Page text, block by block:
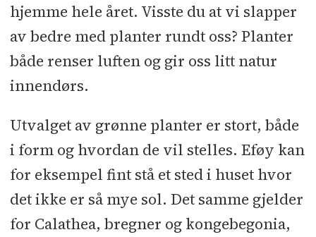
hjemme hele året. Visste du at vi slapper
av bedre med planter rundt oss? Planter
både renser luften og gir oss litt natur
innendørs.
Utvalget av grønne planter er stort, både
i form og hvordan de vil stelles. Eføy kan
for eksempel fint stå et sted i huset hvor
det ikke er så mye sol. Det samme gjelder
for Calathea, bregner og kongebegonia,